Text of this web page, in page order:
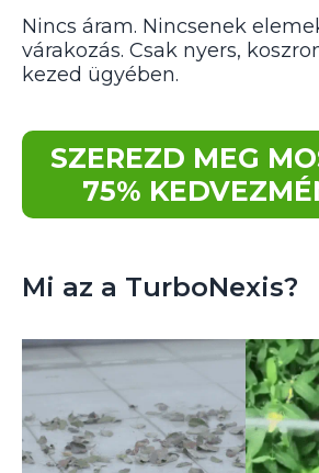
Nincs áram. Nincsenek
várakozás. Csak nyers,
kezed ügyében.
SZEREZD MEG
75%
Mi az a TurboNexis?